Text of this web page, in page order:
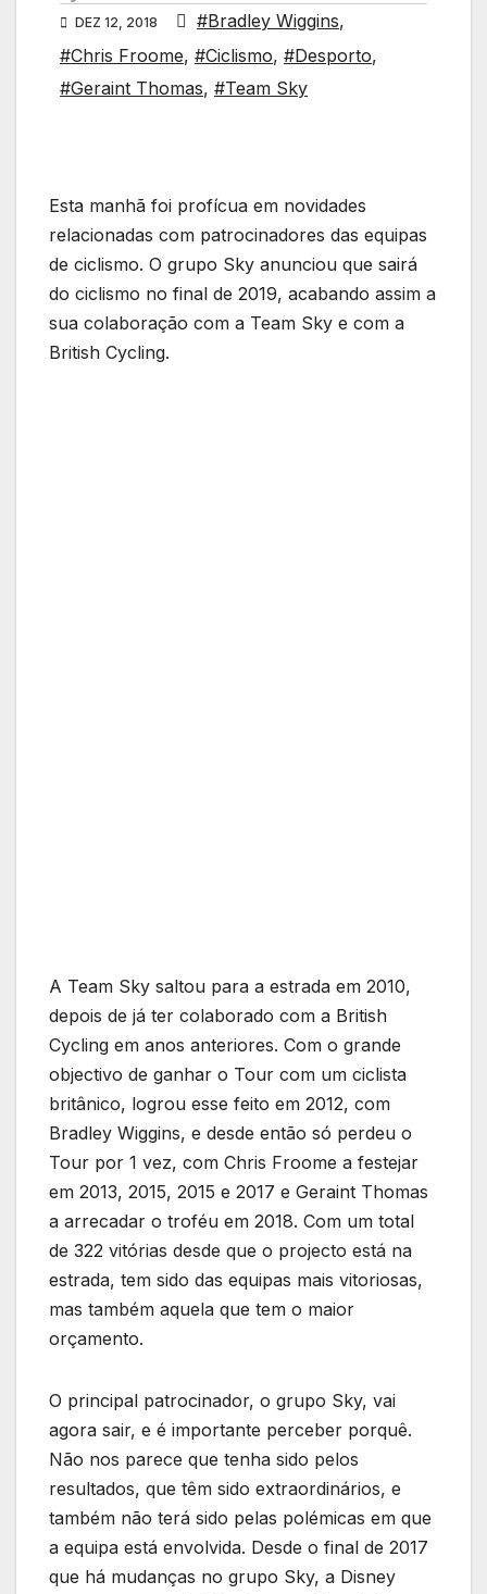
DEZ 12, 2018 #Bradley Wiggins,
#Chris Froome, #Ciclismo, #Desporto,
#Geraint Thomas, #Team Sky
Esta manhã foi profícua em novidades
relacionadas com patrocinadores das equipas
de ciclismo. O grupo Sky anunciou que sairá
do ciclismo no final de 2019, acabando assim a
sua colaboração com a Team Sky e com a
British Cycling.
A Team Sky saltou para a estrada em 2010,
depois de já ter colaborado com a British
Cycling em anos anteriores. Com o grande
objectivo de ganhar o Tour com um ciclista
britânico, logrou esse feito em 2012, com
Bradley Wiggins, e desde então só perdeu o
Tour por 1 vez, com Chris Froome a festejar
em 2013, 2015, 2015 e 2017 e Geraint Thomas
a arrecadar o troféu em 2018. Com um total
de 322 vitórias desde que o projecto está na
estrada, tem sido das equipas mais vitoriosas,
mas também aquela que tem o maior
orçamento.
O principal patrocinador, o grupo Sky, vai
agora sair, e é importante perceber porquê.
Não nos parece que tenha sido pelos
resultados, que têm sido extraordinários, e
também não terá sido pelas polémicas em que
a equipa está envolvida. Desde o final de 2017
que há mudanças no grupo Sky, a Disney